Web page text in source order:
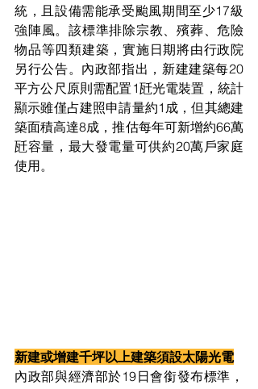
統，且設備需能承受颱風期間至少17級
強陣風。該標準排除宗教、殯葬、危險
物品等四類建築，實施日期將由行政院
另行公告。內政部指出，新建建築每20
平方公尺原則需配置1瓩光電裝置，統計
顯示雖僅占建照申請量約1成，但其總建
築面積高達8成，推估每年可新增約66萬
瓩容量，最大發電量可供約20萬戶家庭
使用。
新建或增建千坪以上建築須設太陽光電
內政部與經濟部於19日會銜發布標準，